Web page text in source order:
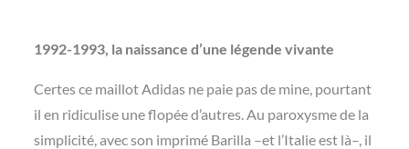
1992-1993, la naissance d’une légende vivante
Certes ce maillot Adidas ne paie pas de mine, pourtant
il en ridiculise une flopée d’autres. Au paroxysme de la
simplicité, avec son imprimé Barilla –et l’Italie est là–, il